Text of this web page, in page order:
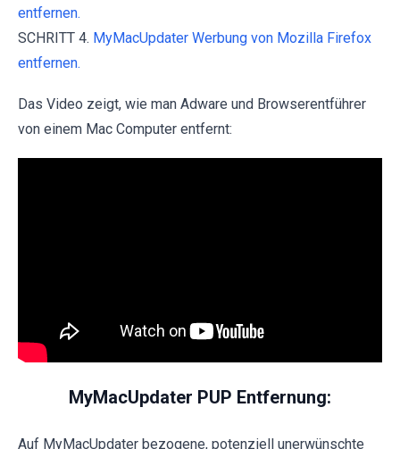
entfernen.
SCHRITT 4. MyMacUpdater Werbung von Mozilla Firefox
entfernen.
Das Video zeigt, wie man Adware und Browserentführer
von einem Mac Computer entfernt:
MyMacUpdater PUP Entfernung:
Auf MyMacUpdater bezogene, potenziell unerwünschte